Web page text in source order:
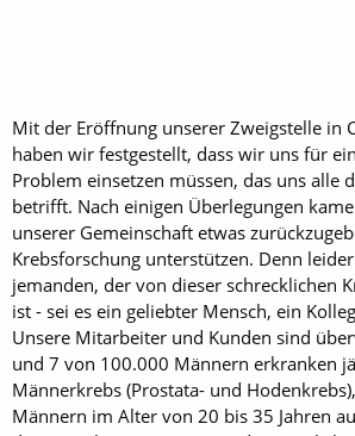
Mit der Eröffnung unserer Zweigstelle in
haben wir festgestellt, dass wir uns für
Problem einsetzen müssen, das uns alle
betrifft. Nach einigen Überlegungen
unserer Gemeinschaft etwas
Krebsforschung unterstützen. Denn
jemanden, der von dieser schrecklichen
ist - sei es ein geliebter Mensch, ein
Unsere Mitarbeiter und Kunden sind
und 7 von 100.000 Männern erkranken
Männerkrebs (Prostata- und
Männern im Alter von 20 bis 35 Jahren